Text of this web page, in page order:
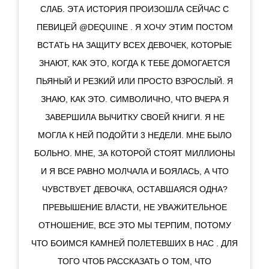
СЛАБ. ЭТА ИСТОРИЯ ПРОИЗОШЛА СЕЙЧАС С
ПЕВИЦЕЙ @DEQUIINE . Я ХОЧУ ЭТИМ ПОСТОМ
ВСТАТЬ НА ЗАЩИТУ ВСЕХ ДЕВОЧЕК, КОТОРЫЕ
ЗНАЮТ, КАК ЭТО, КОГДА К ТЕБЕ ДОМОГАЕТСЯ
ПЬЯНЫЙ И РЕЗКИЙ ИЛИ ПРОСТО ВЗРОСЛЫЙ. Я
ЗНАЮ, КАК ЭТО. СИМВОЛИЧНО, ЧТО ВЧЕРА Я
ЗАВЕРШИЛА ВЫЧИТКУ СВОЕЙ КНИГИ. Я НЕ
МОГЛА К НЕЙ ПОДОЙТИ 3 НЕДЕЛИ. МНЕ БЫЛО
БОЛЬНО. МНЕ, ЗА КОТОРОЙ СТОЯТ МИЛЛИОНЫ
И Я ВСЕ РАВНО МОЛЧАЛА И БОЯЛАСЬ, А ЧТО
ЧУВСТВУЕТ ДЕВОЧКА, ОСТАВШАЯСЯ ОДНА?
ПРЕВЫШЕНИЕ ВЛАСТИ, НЕ УВАЖИТЕЛЬНОЕ
ОТНОШЕНИЕ, ВСЕ ЭТО МЫ ТЕРПИМ, ПОТОМУ
ЧТО БОИМСЯ КАМНЕЙ ПОЛЕТЕВШИХ В НАС . ДЛЯ
ТОГО ЧТОБ РАССКАЗАТЬ О ТОМ, ЧТО